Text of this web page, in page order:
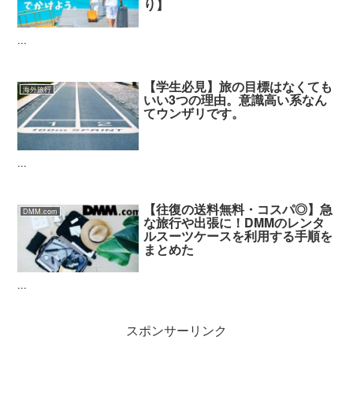
り】
...
海外旅行 【学生必見】旅の目標はなくても
いい3つの理由。意識高い系なん
てウンザリです。
...
DMM.com 【往復の送料無料・コスパ◎】急
な旅行や出張に！DMMのレンタ
ルスーツケースを利用する手順を
まとめた
...
スポンサーリンク